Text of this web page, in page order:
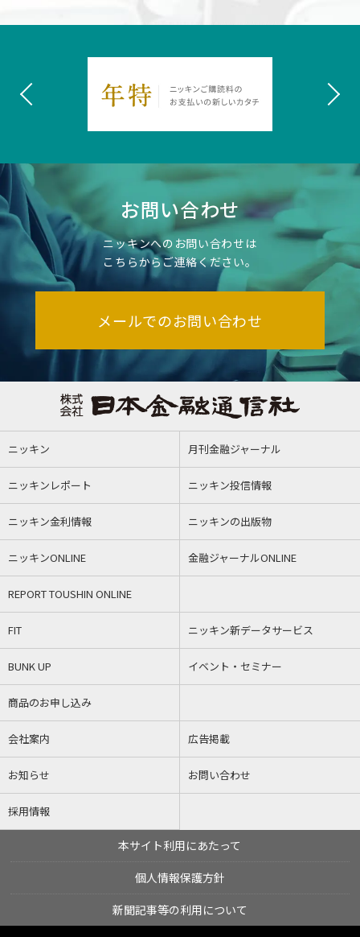
お問い合わせ
ニッキンへのお問い合わせは
こちらからご連絡ください。
メールでのお問い合わせ
ニッキン 月刊金融ジャーナル
ニッキンレポート ニッキン投信情報
ニッキン金利情報 ニッキンの出版物
ニッキンONLINE 金融ジャーナルONLINE
REPORT TOUSHIN ONLINE
FIT ニッキン新データサービス
BUNK UP イベント・セミナー
商品のお申し込み
会社案内 広告掲載
お知らせ お問い合わせ
採用情報
本サイト利用にあたって
個人情報保護方針
新聞記事等の利用について